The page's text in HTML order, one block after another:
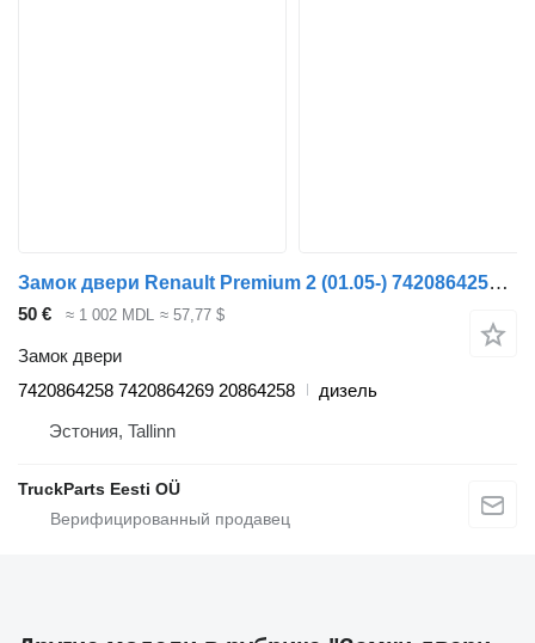
Замок двери Renault Premium 2 (01.05-) 7420864258 для тягача Renault Premium, Premium 2 (1996-2014)
50 € ≈ 1 002 MDL ≈ 57,77 $
Замок двери
7420864258 7420864269 20864258
дизель
Эстония, Tallinn
TruckParts Eesti OÜ